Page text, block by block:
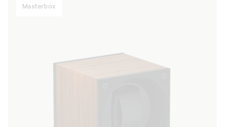
Masterbox